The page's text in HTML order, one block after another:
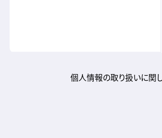
個人情報の取り扱いに関